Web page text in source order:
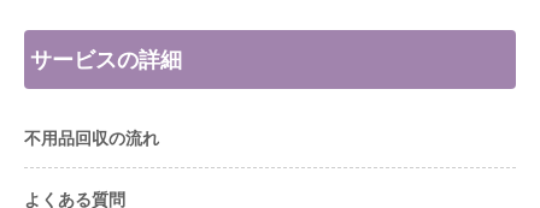
サービスの詳細
不用品回収の流れ
よくある質問